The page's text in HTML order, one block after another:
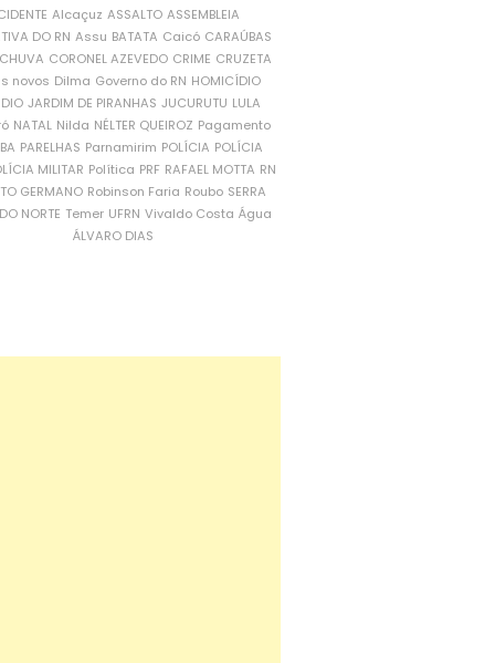
Alcaçuz ASSALTO ASSEMBLEIA
DO RN Assu BATATA Caicó CARAÚBAS
CORONEL AZEVEDO CRIME CRUZETA
novos Dilma Governo do RN HOMICÍDIO
JARDIM DE PIRANHAS JUCURUTU LULA
NATAL Nilda NÉLTER QUEIROZ Pagamento
PARELHAS Parnamirim POLÍCIA POLÍCIA
MILITAR Política PRF RAFAEL MOTTA RN
GERMANO Robinson Faria Roubo SERRA
NORTE Temer UFRN Vivaldo Costa Água
ÁLVARO DIAS